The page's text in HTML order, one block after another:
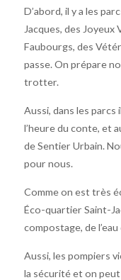
D’abord, il y a les
Jacques, des
Faubourgs, des
passe. On prépare
trotter.
Aussi, dans les
l’heure du conte, et
de Sentier Urbain.
pour nous.
Comme on est très
Éco-quartier Saint-
compostage, de
Aussi, les pompiers
la sécurité et on